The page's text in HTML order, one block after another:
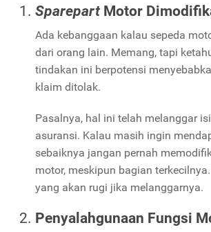
SparepartMotor
Ada kebanggaan kalau sepeda
dari orang lain. Memang, tapi
tindakan ini berpotensi
klaim ditolak.
Pasalnya, hal ini telah melanggar
asuransi. Kalau masih ingin
sebaiknya jangan pernah
motor, meskipun bagian
yang akan rugi jika melanggarnya.
Penyalahgunaan Fungsi